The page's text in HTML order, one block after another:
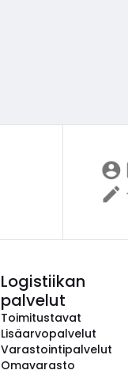
Logistiikan
palvelut
Toimitustavat
Lisäarvopalvelut
Varastointipalvelut
Omavarasto